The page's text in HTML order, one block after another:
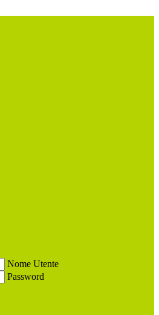
Nome Utente
Password